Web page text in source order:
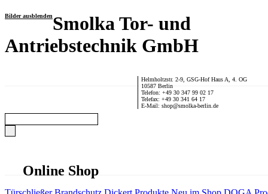
Bilder ausblendenSmolka Tor- und
Antriebstechnik GmbH
Helmholtzstr. 2-9, GSG-Hof Haus A, 4. OG
10587 Berlin
Telefon: +49 30 347 99 02 17
Telefax: +49 30 341 64 17
E-Mail: shop@smolka-berlin.de
Online Shop